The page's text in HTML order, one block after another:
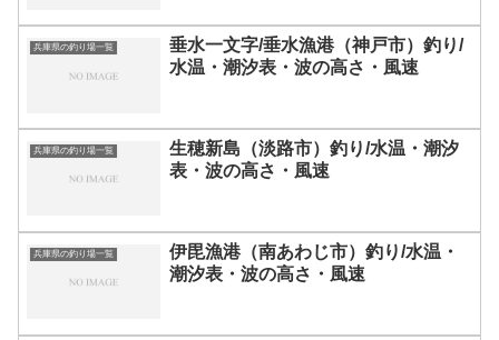
兵庫県の釣り場一覧
垂水一文字/垂水漁港（神戸市）釣り/
水温・潮汐表・波の高さ・風速
兵庫県の釣り場一覧
生穂新島（淡路市）釣り/水温・潮汐
表・波の高さ・風速
兵庫県の釣り場一覧
伊毘漁港（南あわじ市）釣り/水温・
潮汐表・波の高さ・風速